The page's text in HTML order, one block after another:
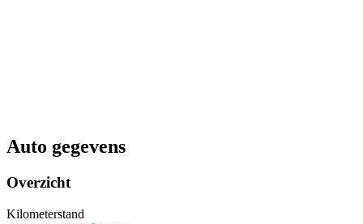
Auto gegevens
Overzicht
Kilometerstand